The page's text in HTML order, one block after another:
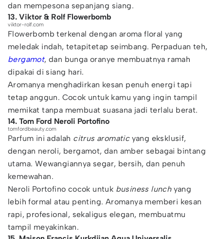
dan mempesona sepanjang siang.
13. Viktor & Rolf Flowerbomb
viktor-rolf.com
Flowerbomb terkenal dengan aroma floral yang
meledak indah, tetapitetap seimbang. Perpaduan teh,
bergamot, dan bunga oranye membuatnya ramah
dipakai di siang hari.
Aromanya menghadirkan kesan penuh energi tapi
tetap anggun. Cocok untuk kamu yang ingin tampil
memikat tanpa membuat suasana jadi terlalu berat.
14. Tom Ford Neroli Portofino
tomfordbeauty.com
Parfum ini adalah citrus aromaticyang eksklusif,
dengan neroli, bergamot, dan amber sebagai bintang
utama. Wewangiannya segar, bersih, dan penuh
kemewahan.
Neroli Portofino cocok untuk business lunchyang
lebih formal atau penting. Aromanya memberi kesan
rapi, profesional, sekaligus elegan, membuatmu
tampil meyakinkan.